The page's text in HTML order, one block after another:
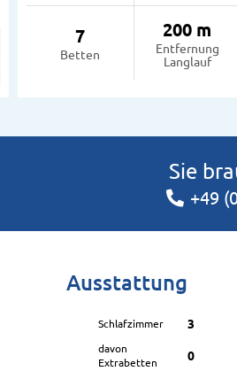
7
Betten
200 m
Entfernung
Langlauf
Sie
+49
Ausstattung
Schlafzimmer 3
davon
Extrabetten
0